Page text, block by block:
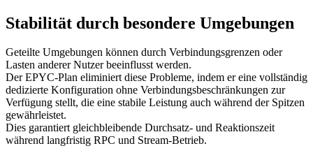
Stabilität durch besondere Umgebungen
Geteilte Umgebungen können durch Verbindungsgrenzen oder
Lasten anderer Nutzer beeinflusst werden.
Der EPYC-Plan eliminiert diese Probleme, indem er eine vollständig
dedizierte Konfiguration ohne Verbindungsbeschränkungen zur
Verfügung stellt, die eine stabile Leistung auch während der Spitzen
gewährleistet.
Dies garantiert gleichbleibende Durchsatz- und Reaktionszeit
während langfristig RPC und Stream-Betrieb.